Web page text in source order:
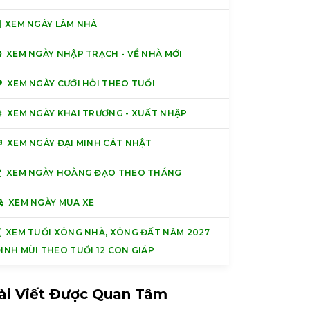
XEM NGÀY LÀM NHÀ
XEM NGÀY NHẬP TRẠCH - VỀ NHÀ MỚI
XEM NGÀY CƯỚI HỎI THEO TUỔI
XEM NGÀY KHAI TRƯƠNG - XUẤT NHẬP
XEM NGÀY ĐẠI MINH CÁT NHẬT
XEM NGÀY HOÀNG ĐẠO THEO THÁNG
XEM NGÀY MUA XE
XEM TUỔI XÔNG NHÀ, XÔNG ĐẤT NĂM 2027
MÙI THEO TUỔI 12 CON GIÁP
Viết Được Quan Tâm